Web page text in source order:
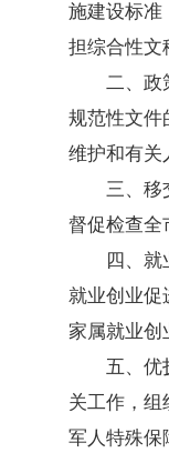
施建设标准
担综合性文
二、政
规范性文件
维护和有关
三、移
督促检查全
四、就
就业创业促
家属就业创
五、优
关工作，组
军人特殊保